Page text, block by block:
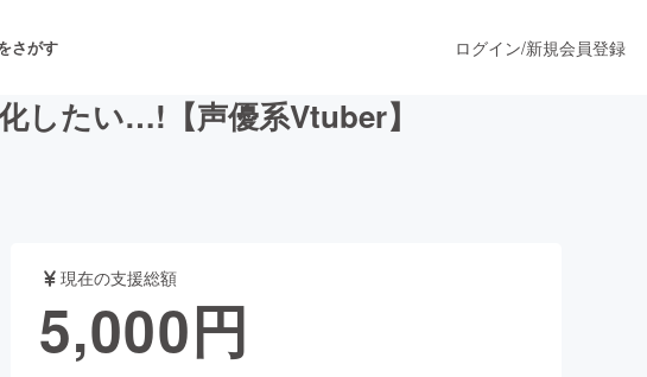
さがす
ォーマンス
ログイン/新規会員登録
したい…!【声優系Vtuber】
現在の支援総額
5,000円